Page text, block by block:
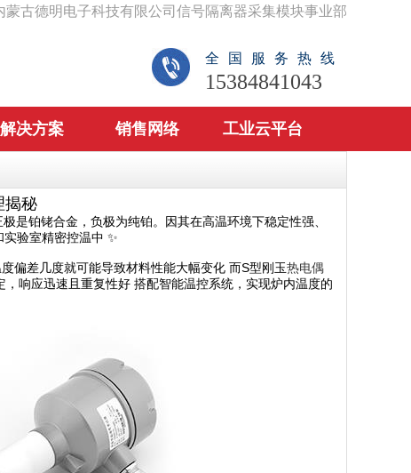
蒙古德明电子科技有限公司信号隔离器采集模块事业部
全国服务热线
15384841043
解决方案 销售网络 工业云平台
揭秘
是铂铑合金，负极为纯铂。因其在高温环境下稳定性强、
验室精密控温中 ✨
偏差几度就可能导致材料性能大幅变化 而S型刚玉热电偶
响应迅速且重复性好 搭配智能温控系统，实现炉内温度的